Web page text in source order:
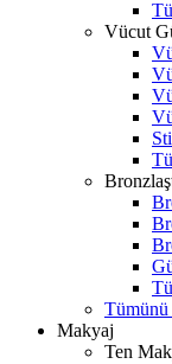
Vücut
Makyaj
Ten